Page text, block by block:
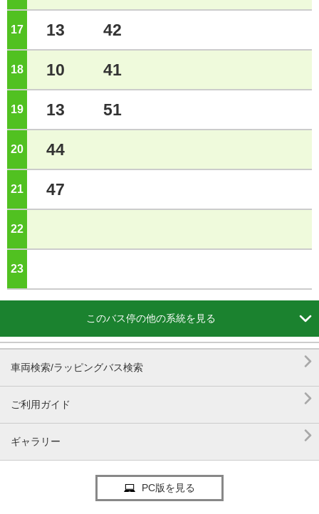
17 13 42
18 10 41
19 13 51
20 44
21 47
22
23
このバス停の他の系統を見る 
車両検索/ラッピングバス検索 
ご利用ガイド 
ギャラリー 
PC版を見る